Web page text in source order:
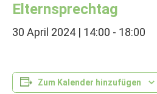
Elternsprechtag
30 April 2024 | 14:00 - 18:00
Zum Kalender hinzufügen